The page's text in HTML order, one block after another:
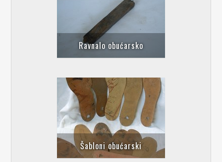
Ravnalo obućarsko
Šabloni obućarski